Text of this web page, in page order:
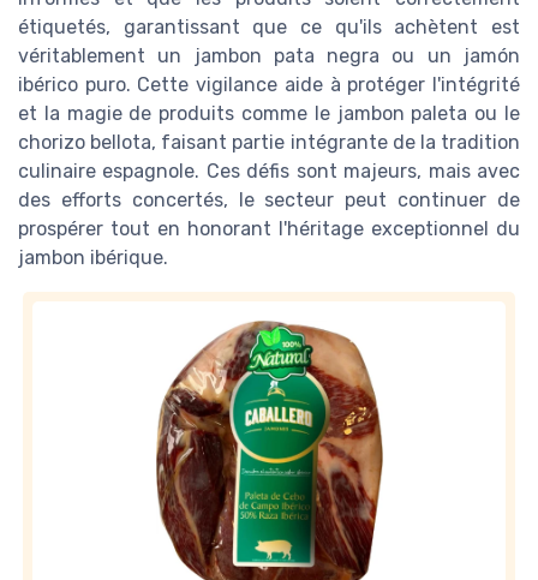
étiquetés, garantissant que ce qu'ils achètent est
véritablement un jambon pata negra ou un jamón
ibérico puro. Cette vigilance aide à protéger l'intégrité
et la magie de produits comme le jambon paleta ou le
chorizo bellota, faisant partie intégrante de la tradition
culinaire espagnole. Ces défis sont majeurs, mais avec
des efforts concertés, le secteur peut continuer de
prospérer tout en honorant l'héritage exceptionnel du
jambon ibérique.